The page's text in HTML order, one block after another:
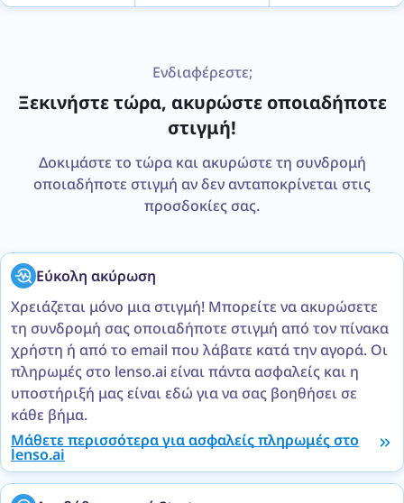
Ενδιαφέρεστε;
Ξεκινήστε τώρα, ακυρώστε οποιαδήποτε
στιγμή!
Δοκιμάστε το τώρα και ακυρώστε τη συνδρομή
οποιαδήποτε στιγμή αν δεν ανταποκρίνεται στις
προσδοκίες σας.
Εύκολη ακύρωση
Χρειάζεται μόνο μια στιγμή! Μπορείτε να ακυρώσετε
τη συνδρομή σας οποιαδήποτε στιγμή από τον πίνακα
χρήστη ή από το email που λάβατε κατά την αγορά. Οι
πληρωμές στο lenso.ai είναι πάντα ασφαλείς και η
υποστήριξή μας είναι εδώ για να σας βοηθήσει σε
κάθε βήμα.
Μάθετε περισσότερα για ασφαλείς πληρωμές στο
lenso.ai